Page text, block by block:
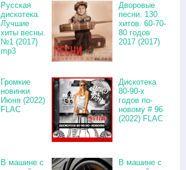
Русская
дискотека.
Лучшие
хиты весны.
№1 (2017)
mp3
Дворовые
песни. 130
хитов. 60-70-
80 годов
2017 (2017)
Громкие
новинки
Июня (2022)
FLAC
Дискотека
80-90-х
годов по-
новому # 96
(2022) FLAC
В машине с
В машине с